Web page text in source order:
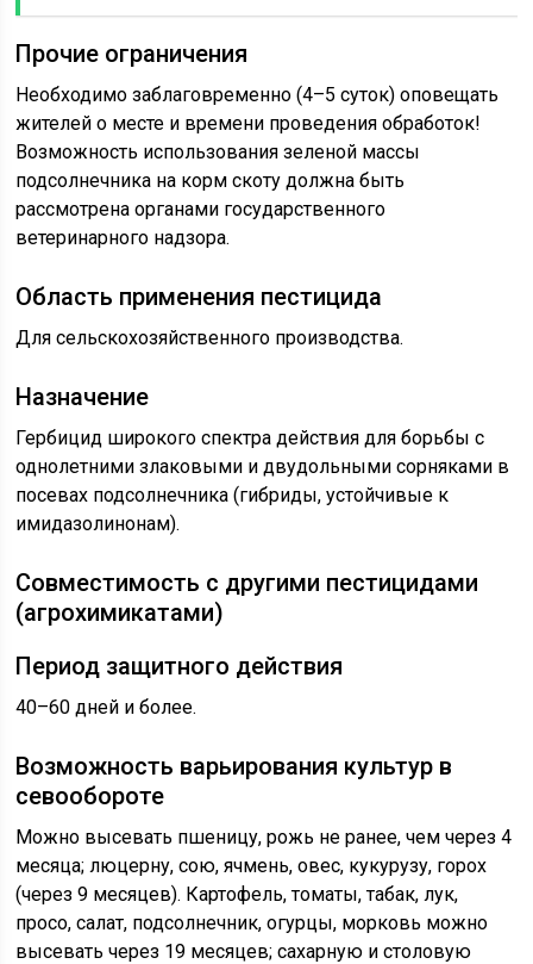
Прочие ограничения
Необходимо заблаговременно (4–5 суток) оповещать
жителей о месте и времени проведения обработок!
Возможность использования зеленой массы
подсолнечника на корм скоту должна быть
рассмотрена органами государственного
ветеринарного надзора.
Область применения пестицида
Для сельскохозяйственного производства.
Назначение
Гербицид широкого спектра действия для борьбы с
однолетними злаковыми и двудольными сорняками в
посевах подсолнечника (гибриды, устойчивые к
имидазолинонам).
Совместимость с другими пестицидами
(агрохимикатами)
Период защитного действия
40–60 дней и более.
Возможность варьирования культур в
севообороте
Можно высевать пшеницу, рожь не ранее, чем через 4
месяца; люцерну, сою, ячмень, овес, кукурузу, горох
(через 9 месяцев). Картофель, томаты, табак, лук,
просо, салат, подсолнечник, огурцы, морковь можно
высевать через 19 месяцев; сахарную и столовую